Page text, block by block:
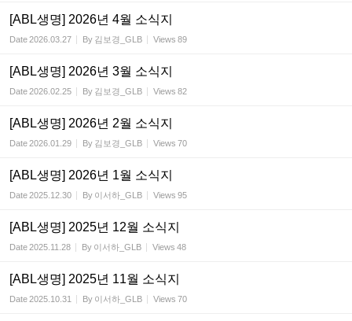
[ABL생명] 2026년 4월 소식지
Date2026.03.27 By 김보경_GLB Views 89
[ABL생명] 2026년 3월 소식지
Date2026.02.25 By 김보경_GLB Views 82
[ABL생명] 2026년 2월 소식지
Date2026.01.29 By 김보경_GLB Views 70
[ABL생명] 2026년 1월 소식지
Date2025.12.30 By 이서하_GLB Views 95
[ABL생명] 2025년 12월 소식지
Date2025.11.28 By 이서하_GLB Views 48
[ABL생명] 2025년 11월 소식지
Date2025.10.31 By 이서하_GLB Views 70